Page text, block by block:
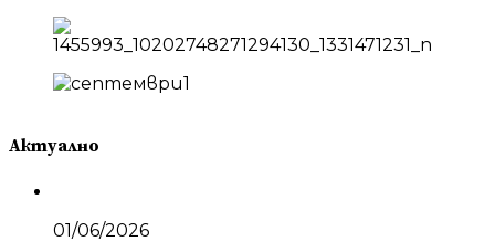
Актуално
01/06/2026